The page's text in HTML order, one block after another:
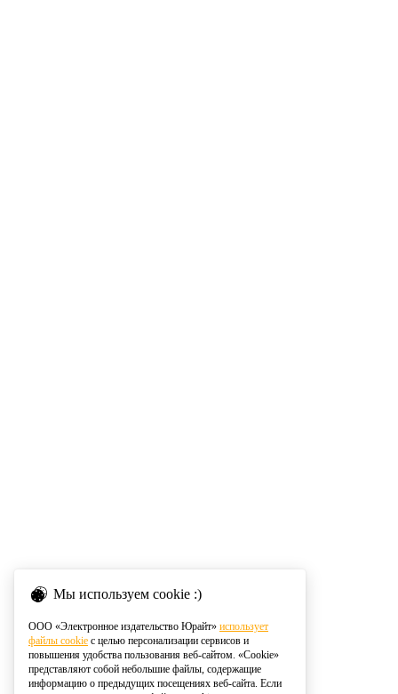
Мы используем cookie :)
ООО «Электронное издательство Юрайт» использует
файлы cookie с целью персонализации сервисов и
повышения удобства пользования веб-сайтом. «Cookie»
представляют собой небольшие файлы, содержащие
информацию о предыдущих посещениях веб-сайта. Если